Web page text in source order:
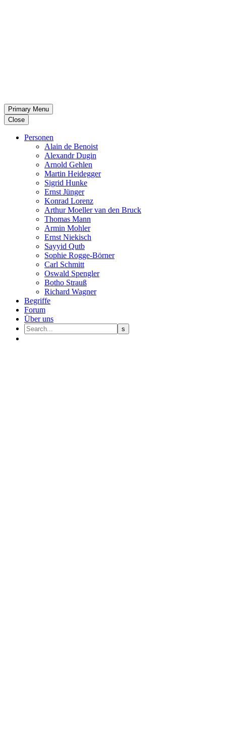
Primary Menu
Close
Per­so­nen
Alain de Benoist
Alex­andr Dugin
Arnold Gehlen
Martin Heid­eg­ger
Sigrid Hunke
Ernst Jünger
Konrad Lorenz
Arthur Moeller van den Bruck
Thomas Mann
Armin Mohler
Ernst Nie­kisch
Sayyid Qutb
Sophie Rogge-Börner
Carl Schmitt
Oswald Speng­ler
Botho Strauß
Richard Wagner
Begriffe
Forum
Über uns